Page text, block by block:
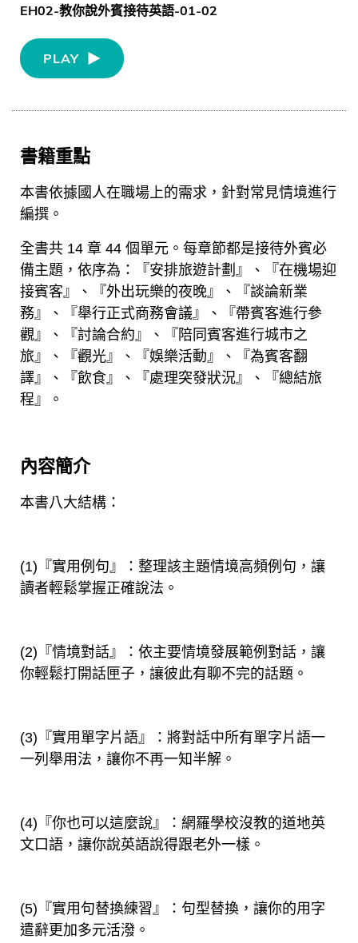
EH02-教你說外賓接待英語-01-02
PLAY
書籍重點
本書依據國人在職場上的需求，針對常見情境進行
編撰。
全書共 14 章 44 個單元。每章節都是接待外賓必
備主題，依序為：『安排旅遊計劃』、『在機場迎
接賓客』、『外出玩樂的夜晚』、『談論新業
務』、『舉行正式商務會議』、『帶賓客進行參
觀』、『討論合約』、『陪同賓客進行城市之
旅』、『觀光』、『娛樂活動』、『為賓客翻
譯』、『飲食』、『處理突發狀況』、『總結旅
程』。
內容簡介
本書八大結構：
(1)『實用例句』：整理該主題情境高頻例句，讓
讀者輕鬆掌握正確說法。
(2)『情境對話』：依主要情境發展範例對話，讓
你輕鬆打開話匣子，讓彼此有聊不完的話題。
(3)『實用單字片語』：將對話中所有單字片語一
一列舉用法，讓你不再一知半解。
(4)『你也可以這麼說』：網羅學校沒教的道地英
文口語，讓你說英語說得跟老外一樣。
(5)『實用句替換練習』：句型替換，讓你的用字
遣辭更加多元活潑。